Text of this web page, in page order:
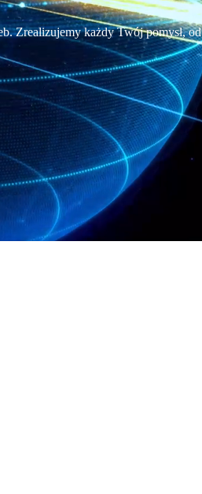
Zrealizujemy każdy Twój pomysł, od